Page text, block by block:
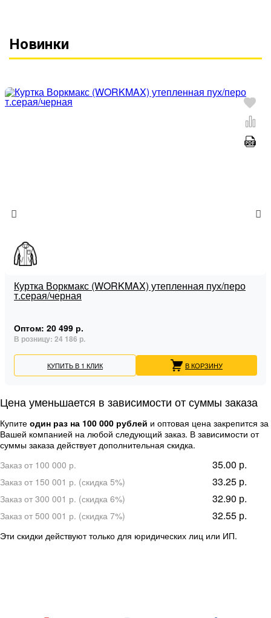
Новинки
Куртка Воркмакс (WORKMAX) утепленная пух/перо
т.серая/черная
Оптом: 20 499 р.
В розницу: 24 186 р.
КУПИТЬ В 1 КЛИК В КОРЗИНУ
Цена уменьшается в зависимости от суммы заказа
Купите один раз на 100 000 рублей и оптовая цена закрепится за
Вашей компанией на любой следующий заказ. В зависимости от
суммы заказа действует дополнительная скидка.
Заказ от 100 000 р.
35.00 р.
Заказ от 150 001 р. (скидка 5%) 33.25 р.
Заказ от 300 001 р. (скидка 6%) 32.90 р.
Заказ от 500 001 р. (скидка 7%) 32.55 р.
Эти скидки действуют только для юридических лиц или ИП.